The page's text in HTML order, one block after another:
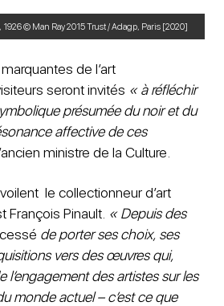
1926 © Man Ray 2015 Trust / Adagp, Paris [2020]
de l’art
seront invités « à réfléchir
présumée du noir et du
affective de ces
ministre de la Culture.
le collectionneur d’art
François Pinault. « Depuis des
de porter ses choix, ses
vers des œuvres qui,
l’engagement des artistes sur les
monde actuel – c’est ce que